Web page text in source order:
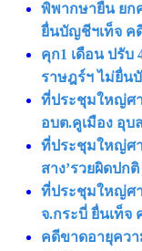
พิพากษายืน ยก
ยื่นบัญชีฯเท็จ ค
คุก1 เดือน ปรับ
ราษฎร์ฯ ไม่ยื่น
ที่ประชุมใหญ่ศ
อบต.คูเมือง อุ
ที่ประชุมใหญ่ศ
สาง’รวยผิดปกติ
ที่ประชุมใหญ่ศ
จ.กระบี่ ยื่นเท็จ
คดีขาดอายุคว